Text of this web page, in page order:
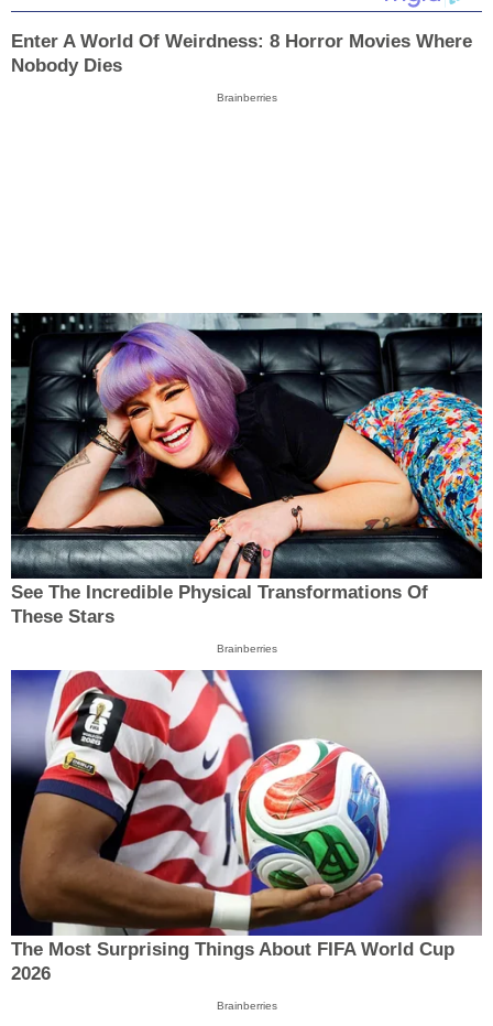
Enter A World Of Weirdness: 8 Horror Movies Where
Nobody Dies
Brainberries
See The Incredible Physical Transformations Of
These Stars
Brainberries
The Most Surprising Things About FIFA World Cup
2026
Brainberries